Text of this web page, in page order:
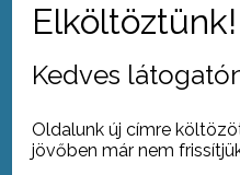
Külső
megye kórháza,
Kedves
Oldalunk új címre
jövőben már nem